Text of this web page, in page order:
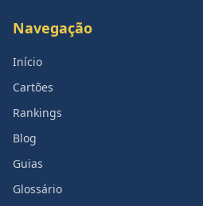
Navegação
Início
Cartões
Rankings
Blog
Guias
Glossário